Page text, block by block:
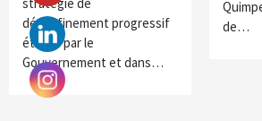
déconfinement progressif
établie par le
Gouvernement et dans…
de…